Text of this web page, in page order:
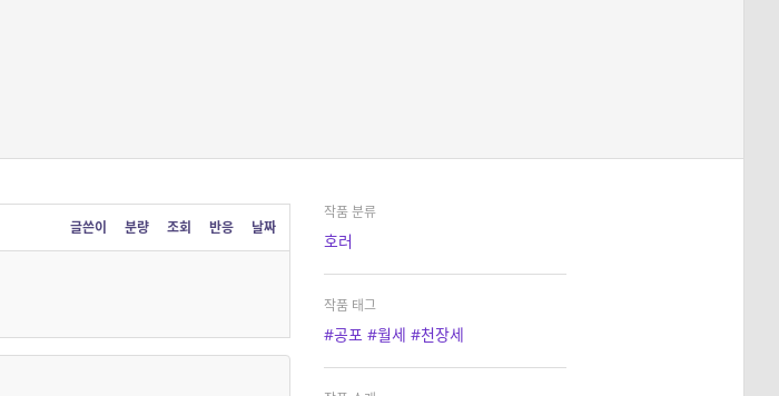
글쓴이 분량 조회 반응 날짜
작품 분류
호러
작품 태그
#공포 #월세 #천장세